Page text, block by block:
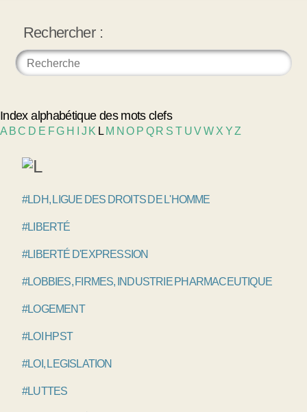
Rechercher :
Index alphabétique des mots clefs
A BC D E FG H J K L M NO P Q R S T UVW X YZ
#LDH, LIGUE DES DROITS DE L'HOMME
#LIBERTÉ
#LIBERTÉ D'EXPRESSION
#LOBBIES, FIRMES, INDUSTRIE PHARMACEUTIQUE
#LOGEMENT
#LOI HPST
#LOI, LEGISLATION
#LUTTES